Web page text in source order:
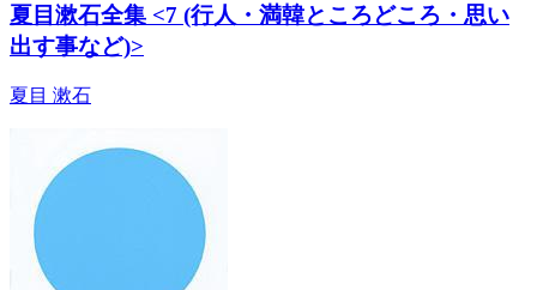
夏目漱石全集 <7 (行人・満韓ところどころ・思い
出す事など)>
夏目 漱石